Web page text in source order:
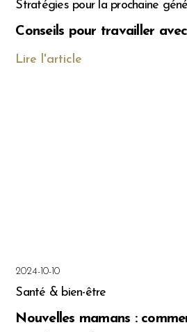
Stratégies pour la prochaine
Conseils pour travailler
Lire l'article
2024-10-10
Santé & bien-être
Nouvelles mamans :